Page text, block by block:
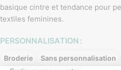
basique cintre et tendance pour
textiles feminines.
PERSONNALISATION
Broderie Sans personnalisation